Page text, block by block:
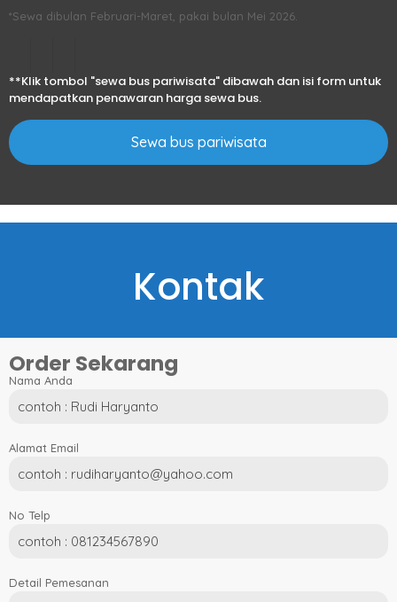
*Sewa dibulan Februari-Maret, pakai bulan Mei 2026.
**Klik tombol "sewa bus pariwisata" dibawah dan isi form untuk
mendapatkan penawaran harga sewa bus.
Sewa bus pariwisata
Kontak
Order Sekarang
Nama Anda
Alamat Email
No Telp
Detail Pemesanan